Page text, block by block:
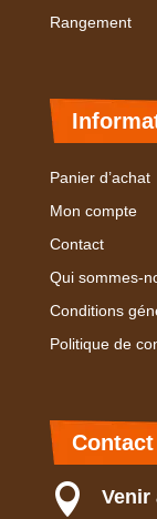
Rangement
Panier d’achat
Mon compte
Contact
Qui sommes-
Conditions
Politique de
Contact
 Venir